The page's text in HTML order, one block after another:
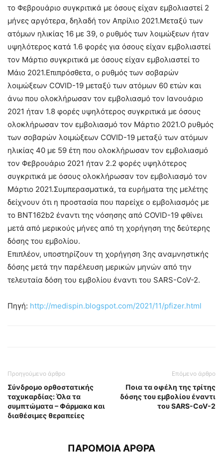
το Φεβρουάριο συγκριτικά με όσους είχαν εμβολιαστεί 2
μήνες αργότερα, δηλαδή τον Απρίλιο 2021.Μεταξύ των
ατόμων ηλικίας 16 με 39, ο ρυθμός των λοιμώξεων ήταν
υψηλότερος κατά 1.6 φορές για όσους είχαν εμβολιαστεί
τον Μάρτιο συγκριτικά με όσους είχαν εμβολιαστεί το
Μάιο 2021.Επιπρόσθετα, ο ρυθμός των σοβαρών
λοιμώξεων COVID-19 μεταξύ των ατόμων 60 ετών και
άνω που ολοκλήρωσαν τον εμβολιασμό τον Ιανουάριο
2021 ήταν 1.8 φορές υψηλότερος συγκριτικά με όσους
ολοκλήρωσαν τον εμβολιασμό τον Μάρτιο 2021.Ο ρυθμός
των σοβαρών λοιμώξεων COVID-19 μεταξύ των ατόμων
ηλικίας 40 με 59 έτη που ολοκλήρωσαν τον εμβολιασμό
τον Φεβρουάριο 2021 ήταν 2.2 φορές υψηλότερος
συγκριτικά με όσους ολοκλήρωσαν τον εμβολιασμό τον
Μάρτιο 2021.Συμπερασματικά, τα ευρήματα της μελέτης
δείχνουν ότι η προστασία που παρείχε ο εμβολιασμός με
το BNT162b2 έναντι της νόσησης από COVID-19 φθίνει
μετά από μερικούς μήνες από τη χορήγηση της δεύτερης
δόσης του εμβολίου.
Επιπλέον, υποστηρίζουν τη χορήγηση 3ης αναμνηστικής
δόσης μετά την παρέλευση μερικών μηνών από την
τελευταία δόση του εμβολίου έναντι του SARS-CoV-2.
Πηγή: http://medispin.blogspot.com/2021/11/pfizer.html
Προηγούμενο άρθρο
Σύνδρομο ορθοστατικής
ταχυκαρδίας: Όλα τα
συμπτώματα – Φάρμακα και
διαθέσιμες θεραπείες
Επόμενο άρθρο
Ποια τα οφέλη της τρίτης
δόσης του εμβολίου έναντι
του SARS-CoV-2
ΠΑΡΟΜΟΙΑ ΑΡΘΡΑ